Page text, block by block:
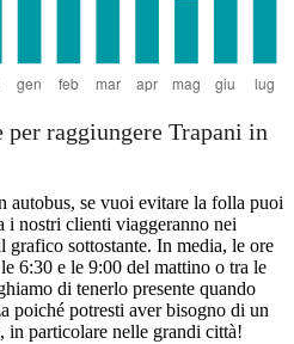
raggiungere Trapani in
autobus, se vuoi evitare la folla puoi
i nostri clienti viaggeranno nei
sottostante. In media, le ore
6:30 e le 9:00 del mattino o tra le
di tenerlo presente quando
poiché potresti aver bisogno di un
in particolare nelle grandi città!